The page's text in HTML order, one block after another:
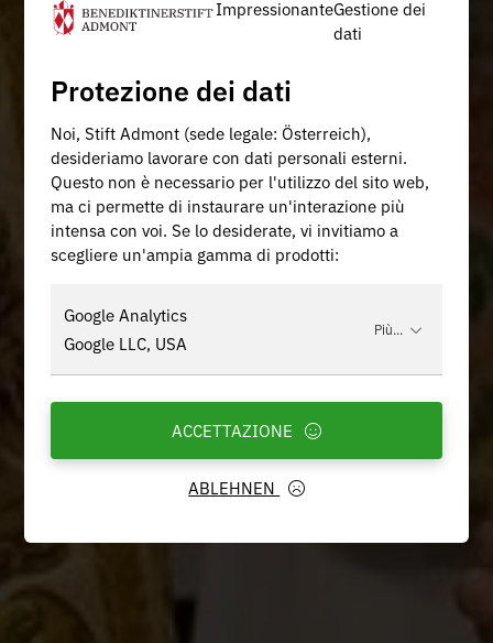
ImpressionanteGestione dei
dati
Protezione dei dati
Noi, Stift Admont (sede legale: Österreich),
desideriamo lavorare con dati personali esterni.
Questo non è necessario per l'utilizzo del sito web,
ma ci permette di instaurare un'interazione più
intensa con voi. Se lo desiderate, vi invitiamo a
scegliere un'ampia gamma di prodotti:
Google Analytics
Google LLC, USA
Più...
ABLEHNEN
ACCETTAZIONE